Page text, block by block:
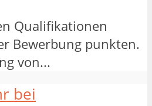
Qualifikationen
Bewerbung punkten.
von...